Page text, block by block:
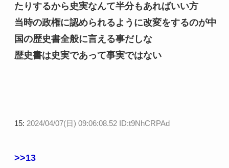
たりするから史実なんて半分もあればいい方
当時の政権に認められるように改変をするのが中
国の歴史書全般に言える事だしな
歴史書は史実であって事実ではない
15: 2024/04/07(日) 09:06:08.52 ID:t9NhCRPAd
>>13